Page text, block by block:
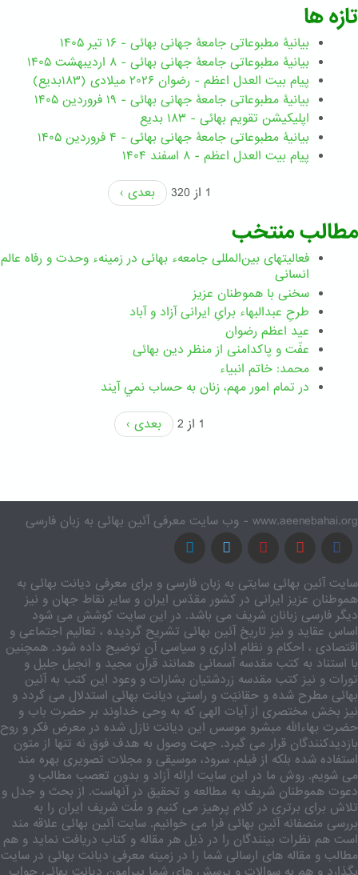
تازه ها
بیانیۀ مطبوعاتی جامعۀ جهانی بهائی - ۱۶ تیر ۱۴۰۵
بیانیۀ مطبوعاتی جامعۀ جهانی بهائی - ۸ اردیبهشت ۱۴۰۵
پیام بیت العدل اعظم - رضوان ۲۰۲۶ میلادی (۱۸۳بدیع)
بیانیۀ مطبوعاتی جامعۀ جهانی بهائی - ۱۹ فروردین ۱۴۰۵
اپلیکیشن تقویم بهائی - ۱۸۳ بدیع
بیانیۀ مطبوعاتی جامعۀ جهانی بهائی - ۴ فروردین ۱۴۰۵
پیام بیت العدل اعظم - ۸ اسفند ۱۴۰۴
1 از 320
بعدی ›
مطالب منتخب
فعالیتهای بین‌المللی جامعهء بهائی در زمینهء وحدت و رفاه عالم
انسانی
سخنی با هموطنان عزیز
طرحِ عبدالبهاء برایِ ایرانی آزاد و آباد
عید اعظم رضوان
عفّت و پاکدامنی از منظر دین بهائی
محمد: خاتم انبیاء
در تمام امور مهم،‌ زنان به حساب نمي آيند
1 از 2
بعدی ›
www.aeenebahai.org - وب سایت معرفی آئین بهائی به زبان فارسی
سایت آئین بهائی سایتی به زبان فارسی و برای معرفی دیانت بهائی به
هموطنان عزیز ایرانی در کشور مقدّس ایران و سایر نقاط جهان و نیز
دیگر فارسی زبانان شریف می باشد. در این سایت کوشش می شود
اساس عقاید و نیز تاریخ آئین بهائی تشریح گردیده ، تعالیم اجتماعی و
اقتصادی ، احکام و نظام اداری و سیاسی آن توضیح داده شود. همچنین
با استناد به کتب مقدسه آسمانی همانند قرآن مجید و انجیل جلیل و
تورات و نیز کتب مقدسه زردشتیان بشارات و وعود این کتب به آئین
بهائی مطرح شده و حقانیّت و راستی دیانت بهائی استدلال می گردد و
نیز بخش مختصری از آیات الهی که به وحی خداوند بر حضرت باب و
حضرت بهاءالله مبشرو موسس این دیانت نازل شده در معرض فکر و روح
بازدیدکنندگان قرار می گیرد. جهت وصول به هدف فوق نه تنها از متون
استفاده شده بلکه از فیلم، سرود، موسیقی و مجلات تصویری بهره مند
می شویم. روش ما در این سایت ارائه آزاد و بدون تعصب مطالب و
دعوت هموطنان شریف به مطالعه و تحقیق در آنهاست. از بحث و جدل و
تلاش برای برتری در کلام پرهیز می کنیم و ملّت شریف ایران را به
بررسی منصفانه آئین بهائی فرا می خوانیم. سایت آئین بهائی علاقه مند
است هم نظرات بینندگان را در ذیل هر مقاله و کتاب دریافت نماید و هم
مطالب و مقاله های ارسالی شما را در زمینه معرفی دیانت بهائی در سایت